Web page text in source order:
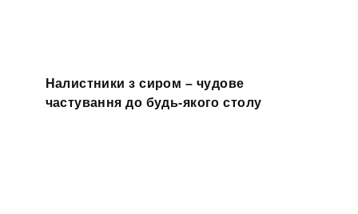
Налистники з сиром – чудове
частування до будь-якого столу